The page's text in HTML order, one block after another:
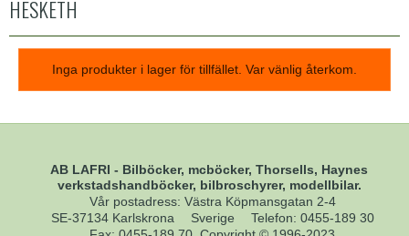
HESKETH
Inga produkter i lager för tillfället. Var vänlig återkom.
AB LAFRI - Bilböcker, mcböcker, Thorsells, Haynes
verkstadshandböcker, bilbroschyrer, modellbilar.
Vår postadress: Västra Köpmansgatan 2-4
SE-37134 Karlskrona
Sverige Telefon: 0455-189 30